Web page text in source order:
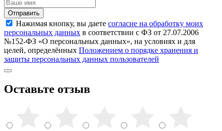
Отправить
Нажимая кнопку, вы даете согласие на обработку моих
персональных данных в соответствии с ФЗ от 27.07.2006
№152-ФЗ «О персональных данных», на условиях и для
целей, определённых Положением о порядке хранения и
защиты персональных данных пользователей
Оставьте отзыв